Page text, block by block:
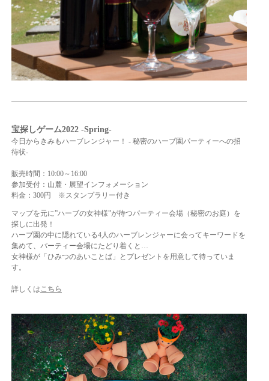
宝探しゲーム2022 -Spring-
今日からきみもハーブレンジャー！ ‐ 秘密のハーブ園パーティーへの招
待状‐
販売時間：10:00～16:00
参加受付：山麓・展望インフォメーション
料金：300円 ※スタンプラリー付き
マップを元に”ハーブの女神様”が待つパーティー会場（秘密のお庭）を
探しに出発！
ハーブ園の中に隠れている4人のハーブレンジャーに会ってキーワードを
集めて、パーティー会場にたどり着くと…
女神様が「ひみつのあいことば」とプレゼントを用意して待っていま
す。
詳しくはこちら